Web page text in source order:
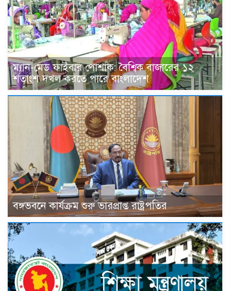
ম্যান-মেড ফাইবার পোশাক: বৈশ্বিক বাজারের ১২
শতাংশ দখল করতে পারে বাংলাদেশ
বঙ্গভবনে কার্যক্রম শুরু ভারপ্রাপ্ত রাষ্ট্রপতির